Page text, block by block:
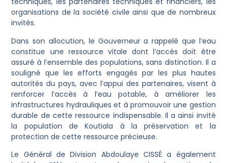
organisations de la société civile ainsi que de nombreux
invités.
Dans son allocution, le Gouverneur a rappelé que l’eau
constitue une ressource vitale dont l’accès doit être
assuré à l’ensemble des populations, sans distinction. Il a
souligné que les efforts engagés par les plus hautes
autorités du pays, avec l’appui des partenaires, visent à
renforcer l’accès à l’eau potable, à améliorer les
infrastructures hydrauliques et à promouvoir une gestion
durable de cette ressource indispensable. Il a ainsi invité
la population de Koutiala à la préservation et la
protection de cette ressource précieuse.
Le Général de Division Abdoulaye CISSÉ a également